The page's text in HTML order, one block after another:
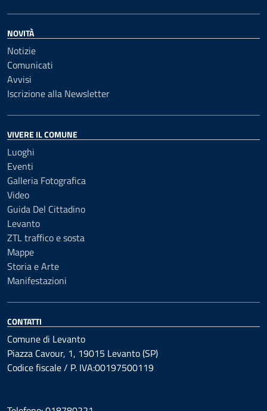
NOVITÀ
Notizie
Comunicati
Avvisi
Iscrizione alla Newsletter
VIVERE IL COMUNE
Luoghi
Eventi
Galleria Fotografica
Video
Guida Del Cittadino
Levanto
ZTL traffico e sosta
Mappe
Storia e Arte
Manifestazioni
CONTATTI
Comune di Levanto
Piazza Cavour, 1, 19015 Levanto (SP)
Codice fiscale / P. IVA:00197500119